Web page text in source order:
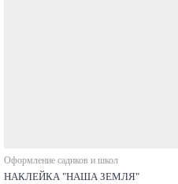
Оформление садиков и школ
НАКЛЕЙКА "НАША ЗЕМЛЯ"